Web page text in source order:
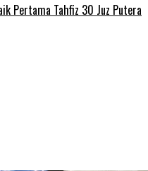
Pertama Tahfiz 30 Juz Putera